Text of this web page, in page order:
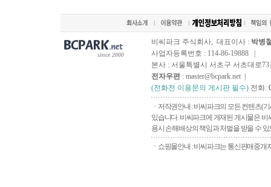
since 2000
비씨파크 주식회사, 대표이사 : 박병
사업자등록번호 : 114-86-19888 |
본사 : 서울특별시 서초구 서초대로73
전자우편 : master@bcpark.net |
(전화전 이용문의 게시판 필수) 전화:
ㆍ저작권안내 : 비씨파크의 모든 컨텐츠(
있습니다. 비씨파크에 게재된 게시물은
용시 손해배상의 책임과 처벌을 받을 수
ㆍ쇼핑몰안내 : 비씨파크는 통신판매중개